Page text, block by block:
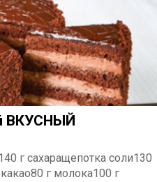
ВКУСНЫЙ
г сахаращепотка соли130
г молока100 г